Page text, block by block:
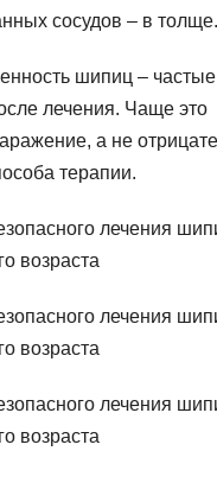
сосудов – в толще.
шипиц – частые
лечения. Чаще это
а не
терапии.